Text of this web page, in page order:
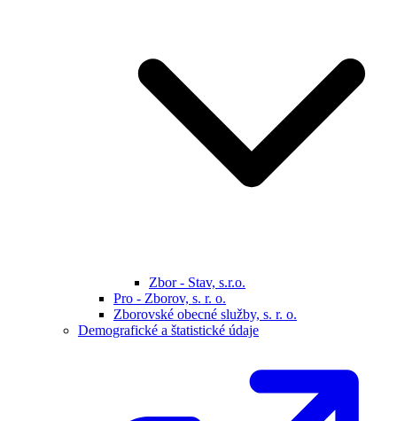
Zbor - Stav, s.r.o.
Pro - Zborov, s. r. o.
Zborovské obecné služby, s. r. o.
Demografické a štatistické údaje